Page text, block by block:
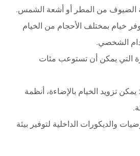
الضيوف من المطر أو أشعة الشمس.
خيام بمختلف الأحجام من الخيام
الشخصي.
التي يمكن أن تستوعب مئات
تزويد الخيام بالإضاءة، أنظمة
والديكورات الداخلية لتوفير بيئة